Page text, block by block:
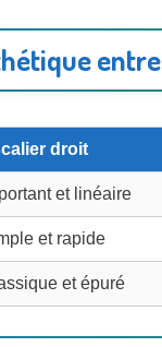
droit
et linéaire
et rapide
et épuré